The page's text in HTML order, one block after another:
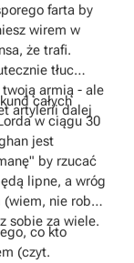
farta by
wirem w
że trafi.
tłuc
armią - ale
artylerii dalej
całych
w ciągu 30
jest
by rzucać
lipne, a wróg
(wiem, nie robią
sobie za wiele.
co kto
(czyt.